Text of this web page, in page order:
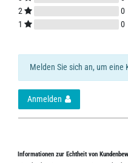
2
0
1
0
Melden Sie sich an, um eine
Anmelden
Informationen zur Echtheit von